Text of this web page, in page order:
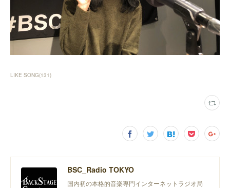
LIKE SONG(131)
BSC_Radio TOKYO
国内初の本格的音楽専門インターネットラジオ局